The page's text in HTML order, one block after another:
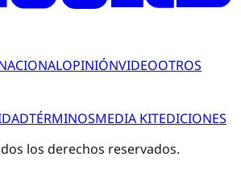
OPINIÓNVIDEOOTROS
TÉRMINOSMEDIA KITEDICIONES
los derechos reservados.